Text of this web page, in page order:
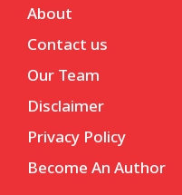
About
Contact us
Our Team
Disclaimer
Privacy Policy
Become An Author